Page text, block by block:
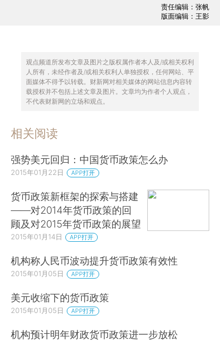
责任编辑：张帆
版面编辑：王影
观点频道所发布文章及图片之版权属作者本人及/或相关权利
人所有，未经作者及/或相关权利人单独授权，任何网站、平
面媒体不得予以转载。财新网对相关媒体的网站信息内容转
载授权并不包括上述文章及图片。文章均为作者个人观点，
不代表财新网的立场和观点。
相关阅读
强势美元回归：中国货币政策怎么办
2015年01月22日 APP打开
货币政策新框架的探索与搭建
——对2014年货币政策的回
顾及对2015年货币政策的展望
2015年01月14日 APP打开
机构称人民币波动提升货币政策有效性
2015年01月05日 APP打开
美元收缩下的货币政策
2015年01月05日 APP打开
机构预计明年财政货币政策进一步放松